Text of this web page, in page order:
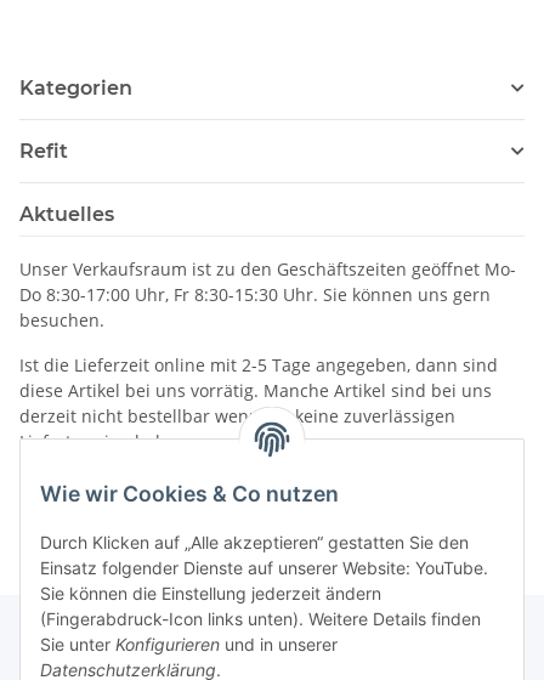
Wie wir Cookies & Co nutzen
Durch Klicken auf „Alle akzeptieren“ gestatten Sie den
Einsatz folgender Dienste auf unserer Website: YouTube.
Sie können die Einstellung jederzeit ändern
(Fingerabdruck-Icon links unten). Weitere Details finden
Sie unter Konfigurieren und in unserer
Datenschutzerklärung.
Kategorien
Refit
Aktuelles
Unser Verkaufsraum ist zu den Geschäftszeiten geöffnet Mo-
Do 8:30-17:00 Uhr, Fr 8:30-15:30 Uhr. Sie können uns gern
besuchen.
Ist die Lieferzeit online mit 2-5 Tage angegeben, dann sind
diese Artikel bei uns vorrätig. Manche Artikel sind bei uns
derzeit nicht bestellbar wenn wir keine zuverlässigen
Liefertermine haben.
Informationen